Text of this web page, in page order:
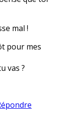
mal !
pour mes
vas ?